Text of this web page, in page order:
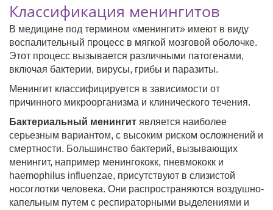
Классификация менингитов
В медицине под термином «менингит» имеют в виду
воспалительный процесс в мягкой мозговой оболочке.
Этот процесс вызывается различными патогенами,
включая бактерии, вирусы, грибы и паразиты.
Менингит классифицируется в зависимости от
причинного микроорганизма и клинического течения.
Бактериальный менингит является наиболее
серьезным вариантом, с высоким риском осложнений и
смертности. Большинство бактерий, вызывающих
менингит, например менингококк, пневмококк и
haemophilus influenzae, присутствуют в слизистой
носоглотки человека. Они распространяются воздушно-
капельным путем с респираторными выделениями и